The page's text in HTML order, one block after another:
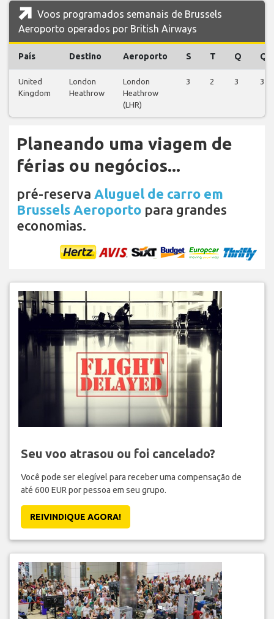
Voos programados semanais de Brussels
Aeroporto operados por British Airways
País Destino Aeroporto S T Q Q
United
Kingdom
London
Heathrow
London
Heathrow
(LHR)
3 2 3 3
Planeando uma viagem de
férias ou negócios...
pré-reserva Aluguel de carro em
Brussels Aeroporto para grandes
economias.
Seu voo atrasou ou foi cancelado?
Você pode ser elegível para receber uma compensação de
até 600 EUR por pessoa em seu grupo.
REIVINDIQUE AGORA!